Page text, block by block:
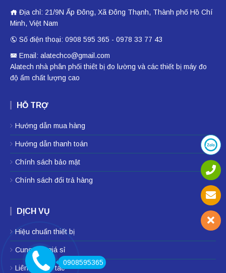
Địa chỉ: 21/9N Ấp Đông, Xã Đông Thạnh, Thành phố Hồ Chí
Minh, Việt Nam
Số điện thoại: 0908 595 365 - 0978 33 77 43
Email: alatechco@gmail.com
Alatech nhà phân phối thiêt bị đo lường và các thiết bị máy đo
độ ẩm chất lượng cao
HỖ TRỢ
Hướng dẫn mua hàng
Hướng dẫn thanh toán
Chính sách bảo mật
Chính sách đổi trả hàng
DỊCH VỤ
Hiệu chuẩn thiết bị
Cung cấp giá sỉ
Liên hệ hợp tác
0908595365